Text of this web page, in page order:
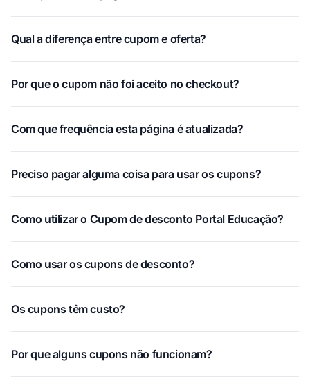
Qual a diferença entre cupom e oferta?
Por que o cupom não foi aceito no checkout?
Com que frequência esta página é atualizada?
Preciso pagar alguma coisa para usar os cupons?
Como utilizar o Cupom de desconto Portal Educação?
Como usar os cupons de desconto?
Os cupons têm custo?
Por que alguns cupons não funcionam?